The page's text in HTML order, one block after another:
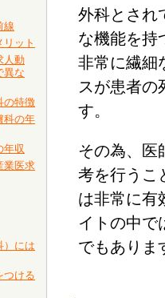
線
リット
人動
異な
の特徴
科の年
年収
業医求
）には
つける
外科とされ
な機能を持
非常に繊細
スが患者の
す。
その為、医
考を行うこ
は非常に有
イトの中で
でもありま